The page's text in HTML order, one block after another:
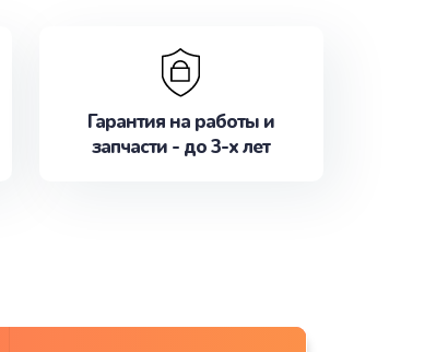
Гарантия на работы и
запчасти - до 3-х лет